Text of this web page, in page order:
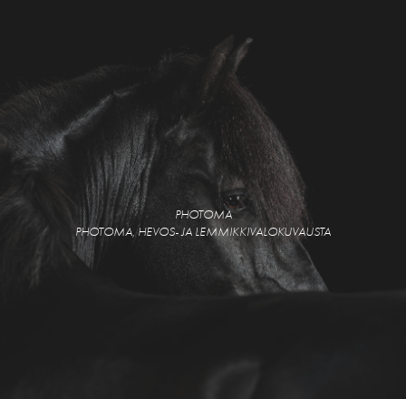
PHOTOMA
PHOTOMA, HEVOS- JA LEMMIKKIVALOKUVAUSTA